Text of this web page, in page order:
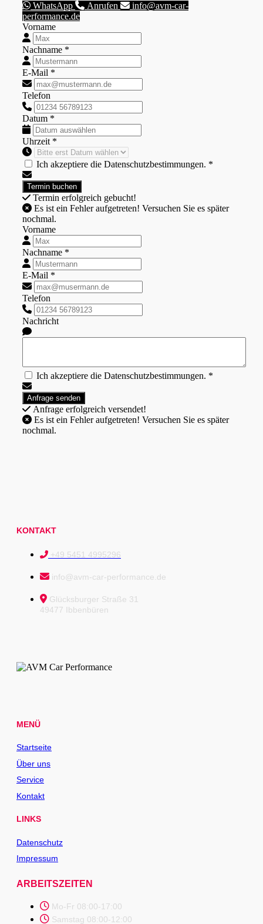
WhatsApp Anrufen
info@avm-car-
performance.de
Vorname
Nachname *
E-Mail *
Telefon
Datum *
Uhrzeit *
Ich akzeptiere die Datenschutzbestimmungen. *
Termin erfolgreich gebucht!
nochmal.
Vorname
Nachname *
E-Mail *
Telefon
Nachricht
Ich akzeptiere die Datenschutzbestimmungen. *
Anfrage erfolgreich versendet!
nochmal.
KONTAKT
+49 5451 4995296
info@avm-car-performance.de
Glücksburger Straße 31
49477 Ibbenbüren
MENÜ
Startseite
Über uns
Service
Kontakt
LINKS
Datenschutz
Impressum
ARBEITSZEITEN
Mo-Fr 08:00-17:00
Samstag 08:00-12:00